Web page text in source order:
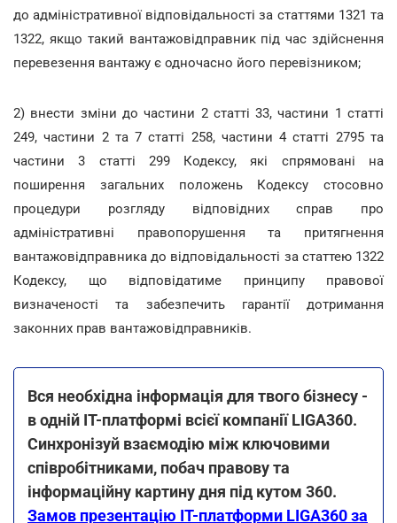
до адміністративної відповідальності за статтями 1321 та
1322, якщо такий вантажовідправник під час здійснення
перевезення вантажу є одночасно його перевізником;
2) внести зміни до частини 2 статті 33, частини 1 статті
249, частини 2 та 7 статті 258, частини 4 статті 2795 та
частини 3 статті 299 Кодексу, які спрямовані на
поширення загальних положень Кодексу стосовно
процедури розгляду відповідних справ про
адміністративні правопорушення та притягнення
вантажовідправника до відповідальності за статтею 1322
Кодексу, що відповідатиме принципу правової
визначеності та забезпечить гарантії дотримання
законних прав вантажовідправників.
Вся необхідна інформація для твого бізнесу -
в одній IT-платформі всієї компанії LIGA360.
Синхронізуй взаємодію між ключовими
співробітниками, побач правову та
інформаційну картину дня під кутом 360.
Замов презентацію IT-платформи LIGA360 за